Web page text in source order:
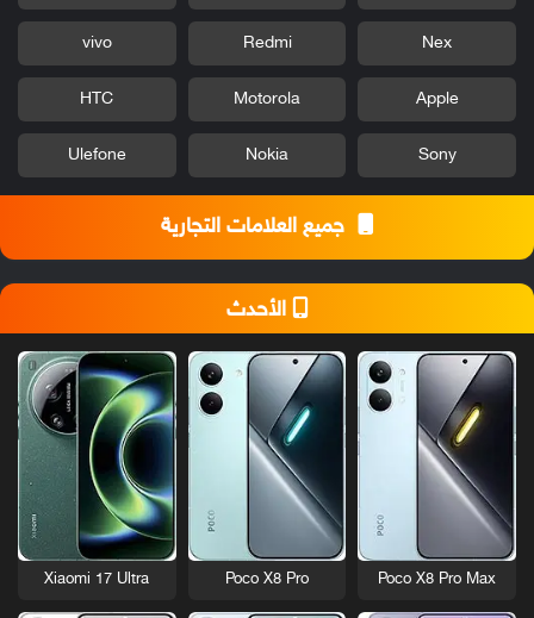
Nex
Redmi
vivo
Apple
Motorola
HTC
Sony
Nokia
Ulefone
جميع العلامات التجارية
الأحدث
Poco X8 Pro Max
Poco X8 Pro
Xiaomi 17 Ultra